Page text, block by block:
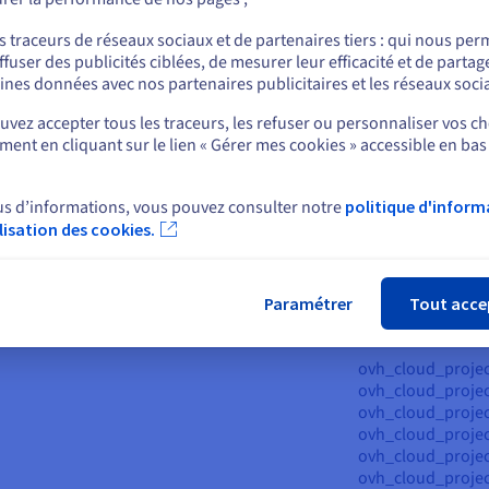
ovh_cloud_project_kube_iprestrictions,
ovh_cloud_project_rancher
ou
sur le site actuel
un autre site web
traceurs de réseaux sociaux et de partenaires tiers : qui nous
des publicités ciblées, de mesurer leur efficacité et de
données avec nos partenaires publicitaires et les réseaux
accepter tous les traceurs, les refuser ou personnaliser vos
en cliquant sur le lien « Gérer mes cookies » accessible en
d’informations, vous pouvez consulter notre politique
des cookies.
Paramétrer Tout